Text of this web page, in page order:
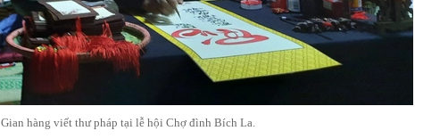
Gian hàng viết thư pháp tại lễ hội Chợ đình Bích La.